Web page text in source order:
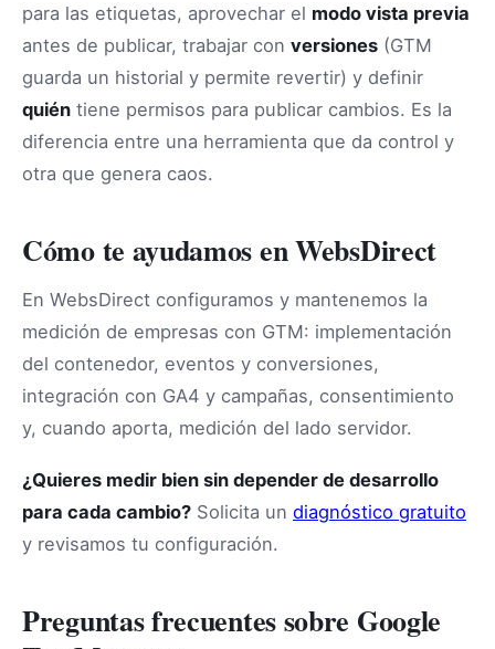
para las etiquetas, aprovechar el modo vista previa
antes de publicar, trabajar con versiones (GTM
guarda un historial y permite revertir) y definir
quién tiene permisos para publicar cambios. Es la
diferencia entre una herramienta que da control y
otra que genera caos.
Cómo te ayudamos en WebsDirect
En WebsDirect configuramos y mantenemos la
medición de empresas con GTM: implementación
del contenedor, eventos y conversiones,
integración con GA4 y campañas, consentimiento
y, cuando aporta, medición del lado servidor.
¿Quieres medir bien sin depender de desarrollo
para cada cambio? Solicita un diagnóstico gratuito
y revisamos tu configuración.
Preguntas frecuentes sobre Google